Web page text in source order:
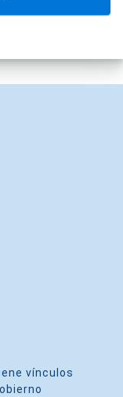
vínculos